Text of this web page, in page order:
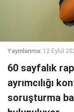
Yayınlanma: 12 Eylül
60 sayfalık
ayrımcılığı
soruşturma